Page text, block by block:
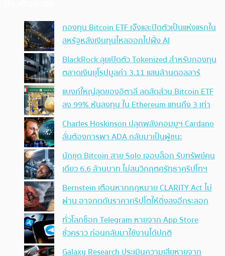
กองทุน Bitcoin ETF เจ๊งและปิดตัวเป็นแห่งแรกใน
สหรัฐหลังเงินทุนไหลออกไปฝั่ง AI
BlackRock ลุยเปิดตัว Tokenized สำหรับกองทุน
ตลาดเงินยุโรปมูลค่า 3.11 แสนล้านดอลลาร์
แบงก์ใหญ่สุดของอิตาลี ลดสัดส่วน Bitcoin ETF
ลง 99% หันลงทุน ใน Ethereum แทนถึง 3 เท่า
Charles Hoskinson ปลุกพลังคอมมูฯ Cardano
ลั่นต้องการพา ADA กลับมาเป็นผู้ชนะ
นักขุด Bitcoin สาย Solo เจอบล็อก รับทรัพย์คน
เดียว 6.6 ล้านบาท ไม่สนวิกฤตศรัทธาคริปโทฯ
Bernstein เตือนหากกฎหมาย CLARITY Act ไม่
ผ่าน อาจกดดันราคาคริปโตให้ดิ่งลงอีกระลอก
ทั่วโลกช็อก Telegram หายจาก App Store
ชั่วคราว ก่อนกลับมาใช้งานได้ปกติ
Galaxy Research ประเมินความเสียหายจาก